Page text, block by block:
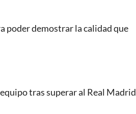
poder demostrar la calidad que
tras superar al Real Madrid